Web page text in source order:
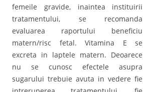
femeile gravide, inaintea instituirii
tratamentului, se recomanda
evaluarea raportului beneficiu
matern/risc fetal. Vitamina E se
excreta in laptele matern. Deoarece
nu se cunosc efectele asupra
sugarului trebuie avuta in vedere fie